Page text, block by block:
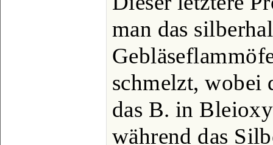
man das
schmelzt, wobei
das B. in
während das